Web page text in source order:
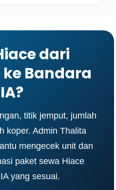
dari
Bandara
titik jemput, jumlah
koper. Admin Thalita
mengecek unit dan
paket sewa Hiace
yang sesuai.